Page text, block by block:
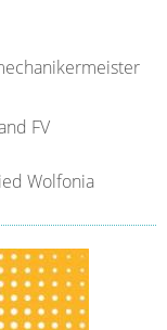
FV
Wolfonia